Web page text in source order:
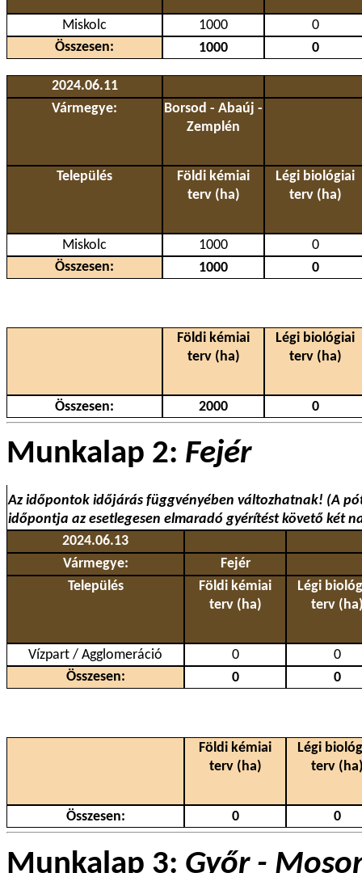
Miskolc 1000
0
Összesen:
1000 0
2024.06.11
Vármegye:
Borsod - Abaúj -
Zemplén
Település
Földi kémiai
terv (ha)
Légi biológiai
terv (ha)
Miskolc 1000
0
Összesen:
1000 0
Földi kémiai
terv (ha)
Légi biológiai
terv (ha)
Összesen: 2000 0
Munkalap 2: Fejér
Az időpontok időjárás függvényében változhatnak! (A
időpontja az esetlegesen elmaradó gyérítést követő két
2024.06.13
Vármegye:
Fejér
Település
Földi kémiai
terv (ha)
Légi
terv
Vízpart / Agglomeráció 0
0
Összesen:
0 0
Földi kémiai
terv (ha)
Légi
terv
Összesen: 0 0
Munkalap 3: Győr -